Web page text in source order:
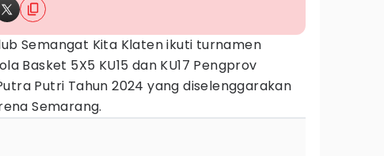
Semangat Kita Klaten ikuti turnamen
Basket 5X5 KU15 dan KU17 Pengprov
Putri Tahun 2024 yang diselenggarakan
Semarang.